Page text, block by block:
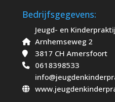
Bedrijfsgegevens:
Jeugd- en
Arnhemseweg 2
3817 CH Amersfoort
0618398533